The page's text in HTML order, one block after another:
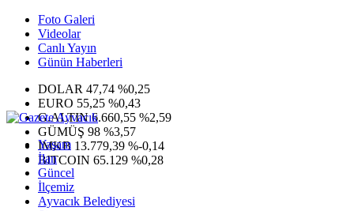
Foto Galeri
Videolar
Canlı Yayın
Günün Haberleri
DOLAR 47,74 %0,25
EURO 55,25 %0,43
G.ALTIN6.660,55 %2,59
GÜMÜŞ 98 %3,57
IMKB 13.779,39 %-0,14
BITCOIN 65.129 %0,28
Yaşam
İlan
Güncel
İlçemiz
Ayvacık Belediyesi